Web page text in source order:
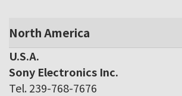
North America
U.S.A.
Sony Electronics Inc.
Tel. 239-768-7676